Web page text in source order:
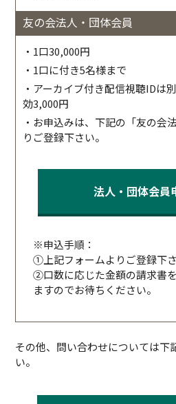
友の会法人・団体会員
・1口30,000円
・1口に付き5名様まで
・アーカイブ付き配信視聴IDは
効3,000円
・お申込みは、下記の「友の会
りご登録下さい。
法人・団体会員
※申込手順：
①上記フォームよりご登録下さ
②口数に応じた金額の請求書
ますのでお待ちください。
その他、問い合わせについては下
い。